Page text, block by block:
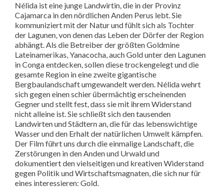
Nélida ist eine junge Landwirtin, die in der Provinz
Cajamarca in den nördlichen Anden Perus lebt. Sie
kommuniziert mit der Natur und fühlt sich als Tochter
der Lagunen, von denen das Leben der Dörfer der Region
abhängt. Als die Betreiber der größten Goldmine
Lateinamerikas, Yanacocha, auch Gold unter den Lagunen
in Conga entdecken, sollen diese trockengelegt und die
gesamte Region in eine zweite gigantische
Bergbaulandschaft umgewandelt werden. Nélida wehrt
sich gegen einen schier übermächtig erscheinenden
Gegner und stellt fest, dass sie mit ihrem Widerstand
nicht alleine ist. Sie schließt sich den tausenden
Landwirten und Städtern an, die für das lebenswichtige
Wasser und den Erhalt der natürlichen Umwelt kämpfen.
Der Film führt uns durch die einmalige Landschaft, die
Zerstörungen in den Anden und Urwald und
dokumentiert den vielseitigen und kreativen Widerstand
gegen Politik und Wirtschaftsmagnaten, die sich nur für
eines interessieren: Gold.